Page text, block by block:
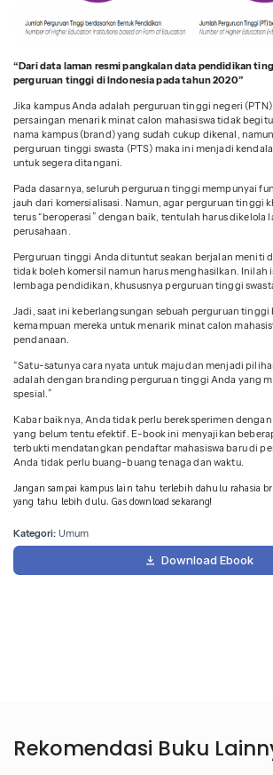
“Dari data laman resmi pangkalan data pendidikan
perguruan tinggi di Indonesia pada tahun 2020”
Jika kampus Anda adalah perguruan tinggi negeri
persaingan menarik minat calon mahasiswa tidak
nama kampus (brand) yang sudah cukup dikenal,
perguruan tinggi swasta (PTS) maka ini menjadi
untuk segera ditangani.
Pada dasarnya, seluruh perguruan tinggi mempunyai
jauh dari komersialisasi. Namun, agar perguruan tinggi
terus “beroperasi” dengan baik, tentulah harus dikelola
perusahaan.
Perguruan tinggi Anda dituntut seakan berjalan meniti
tidak boleh komersil namun harus menghasilkan. Inilah
lembaga pendidikan, khususnya perguruan tinggi
Jadi, saat ini keberlangsungan sebuah perguruan tinggi
kemampuan mereka untuk menarik minat calon
pendanaan.
“Satu-satunya cara nyata untuk maju dan menjadi
adalah dengan branding perguruan tinggi Anda yang
spesial.”
Kabar baiknya, Anda tidak perlu bereksperimen
yang belum tentu efektif. E-book ini menyajikan
terbukti mendatangkan pendaftar mahasiswa baru di
Anda tidak perlu buang-buang tenaga dan waktu.
Jangan sampai kampus lain tahu terlebih dahulu rahasia
yang tahu lebih dulu. Gas download sekarang!
Kategori: Umum
Download Ebook
Rekomendasi Buku